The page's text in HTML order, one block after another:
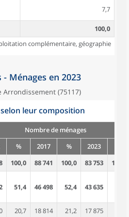
7,7
100,0
complémentaire, géographie
Ménages en 2023
Arrondissement (75117)
selon leur composition
Nombre de ménages
% 2017 % 2023
100,0 88 741 100,0 83 753
100,0
51,4 46 498 52,4 43 635
20,7 18 814 21,2 17 875